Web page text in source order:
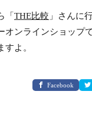
「 THE比較 」さんに
オンラインショップ
すよ。
Facebook